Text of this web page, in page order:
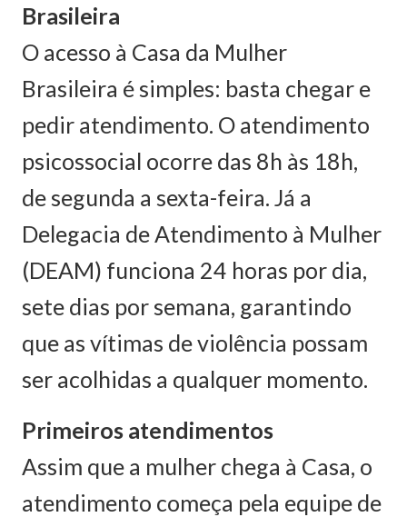
Brasileira
O acesso à Casa da Mulher
Brasileira é simples: basta chegar e
pedir atendimento. O atendimento
psicossocial ocorre das 8h às 18h,
de segunda a sexta-feira. Já a
Delegacia de Atendimento à Mulher
(DEAM) funciona 24 horas por dia,
sete dias por semana, garantindo
que as vítimas de violência possam
ser acolhidas a qualquer momento.
Primeiros atendimentos
Assim que a mulher chega à Casa, o
atendimento começa pela equipe de